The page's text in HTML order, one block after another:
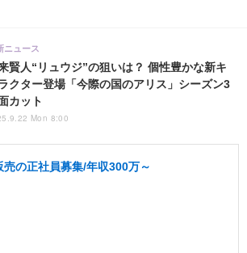
賢人“リュウジ”の狙いは？ 個性豊かな新キ
クター登場「今際の国のアリス」シーズン3
カット
ニュース
Mon 8:00
の正社員募集/年収300万～